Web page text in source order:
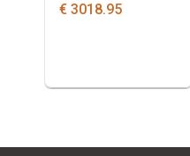
€ 3018.95